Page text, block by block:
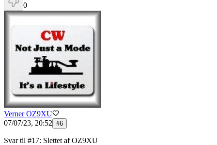
0
Verner OZ9XU
07/07/23, 20:52 #6
Svar til #17: Slettet af OZ9XU